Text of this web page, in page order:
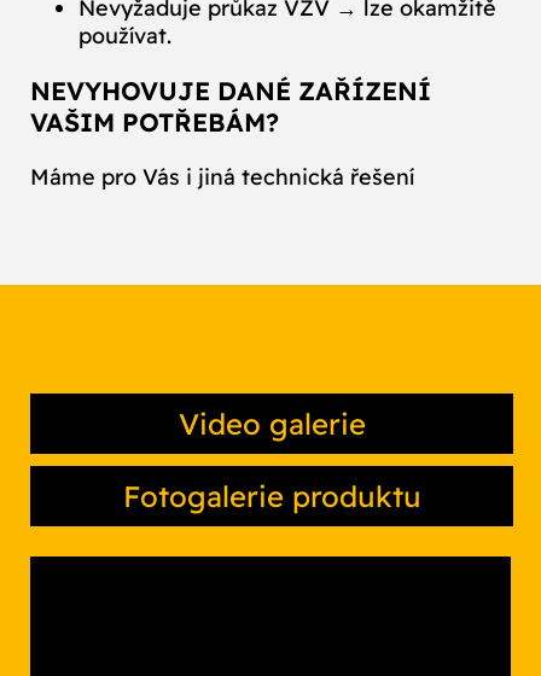
Nevyžaduje průkaz VZV → lze okamžitě
používat.
NEVYHOVUJE DANÉ ZAŘÍZENÍ
VAŠIM POTŘEBÁM?
Máme pro Vás i jiná technická řešení
Video galerie
Fotogalerie produktu